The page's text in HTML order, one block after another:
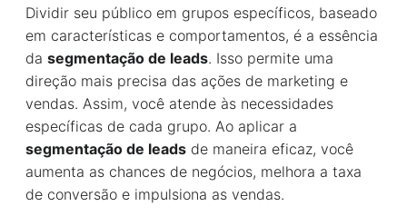
Dividir seu público em grupos específicos, baseado
em características e comportamentos, é a essência
da segmentação de leads. Isso permite uma
direção mais precisa das ações de marketing e
vendas. Assim, você atende às necessidades
específicas de cada grupo. Ao aplicar a
segmentação de leads de maneira eficaz, você
aumenta as chances de negócios, melhora a taxa
de conversão e impulsiona as vendas.